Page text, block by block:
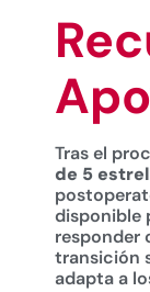
Tras el
de 5
disponible
responder
transición
adapta a